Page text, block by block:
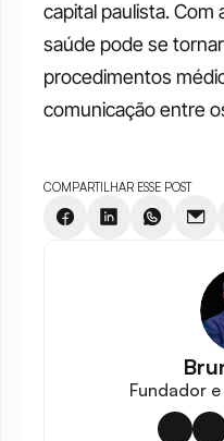
capital paulista. Com
saúde pode se
procedimentos
comunicação entre
COMPARTILHAR ESSE POST
Fundador